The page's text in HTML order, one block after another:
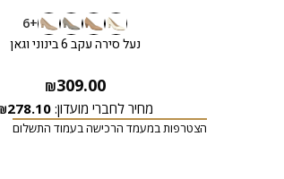
+6
נעל סירה עקב 6 בינוני וגאן
₪309.00
מחיר לחברי מועדון:278.10
הצטרפות במעמד הרכישה בעמוד התשלום